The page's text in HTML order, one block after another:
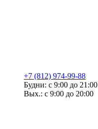
+7 (812) 974-99-88
Будни: с 9:00 до 21:00
Вых.: с 9:00 до 20:00